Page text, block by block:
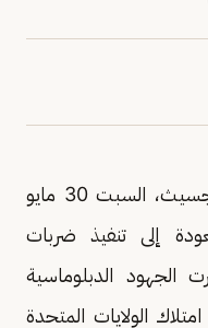
قال وزير الدفاع الأمريكي بيت هيجسيث، السبت 30 مايو
إلى تنفيذ ضربات
الجهود الدبلوماسية
الولايات المتحدة